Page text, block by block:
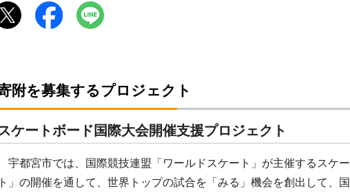
附を募集するプロジェクト
ケートボード国際大会開催支援プロジェクト
宇都宮市では、国際競技連盟「ワールドスケート」が主催するスケ
ト」の開催を通して、世界トップの試合を「みる」機会を創出して、